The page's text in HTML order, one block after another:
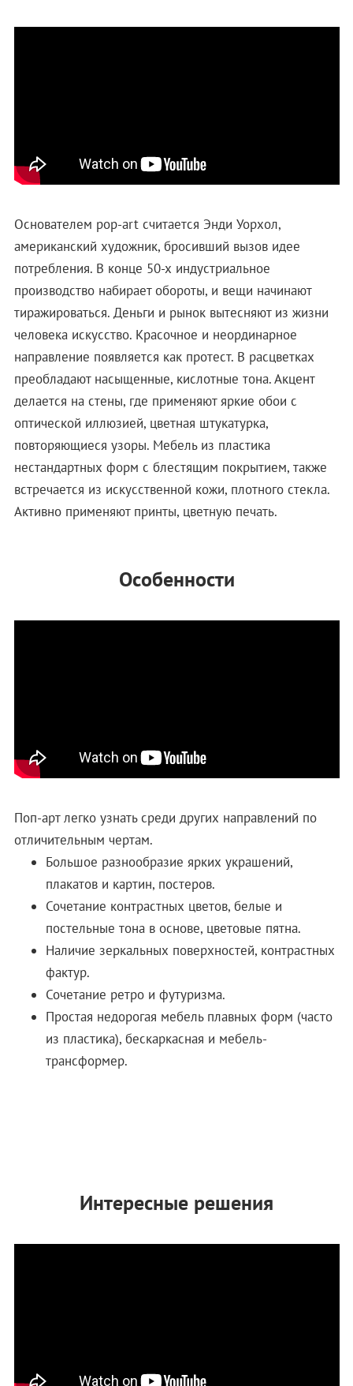
Основателем pop-art считается Энди Уорхол,
американский художник, бросивший вызов идее
потребления. В конце 50-х индустриальное
производство набирает обороты, и вещи начинают
тиражироваться. Деньги и рынок вытесняют из жизни
человека искусство. Красочное и неординарное
направление появляется как протест. В расцветках
преобладают насыщенные, кислотные тона. Акцент
делается на стены, где применяют яркие обои с
оптической иллюзией, цветная штукатурка,
повторяющиеся узоры. Мебель из пластика
нестандартных форм с блестящим покрытием, также
встречается из искусственной кожи, плотного стекла.
Активно применяют принты, цветную печать.
Особенности
Поп-арт легко узнать среди других направлений по
отличительным чертам.
Большое разнообразие ярких украшений,
плакатов и картин, постеров.
Сочетание контрастных цветов, белые и
постельные тона в основе, цветовые пятна.
Наличие зеркальных поверхностей, контрастных
фактур.
Сочетание ретро и футуризма.
Простая недорогая мебель плавных форм (часто
из пластика), бескаркасная и мебель-
трансформер.
Интересные решения